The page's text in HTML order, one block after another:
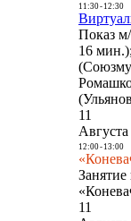
11:30- 12:30
Показ
16
11
Августа
12:00- 13:00
11